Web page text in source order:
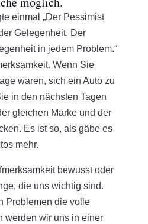
einmal „Der Pessimist
Gelegenheit. Der
in jedem Problem.“
Wenn Sie
waren, sich ein Auto zu
in den nächsten Tagen
gleichen Marke und der
Es ist so, als gäbe es
mehr.
bewusst oder
die uns wichtig sind.
Problemen die volle
werden wir uns in einer